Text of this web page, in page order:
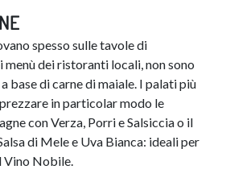
spesso sulle tavole di
dei ristoranti locali, non sono
base di carne di maiale. I palati più
in particolar modo le
con Verza, Porri e Salsiccia o il
di Mele e Uva Bianca: ideali per
Vino Nobile.